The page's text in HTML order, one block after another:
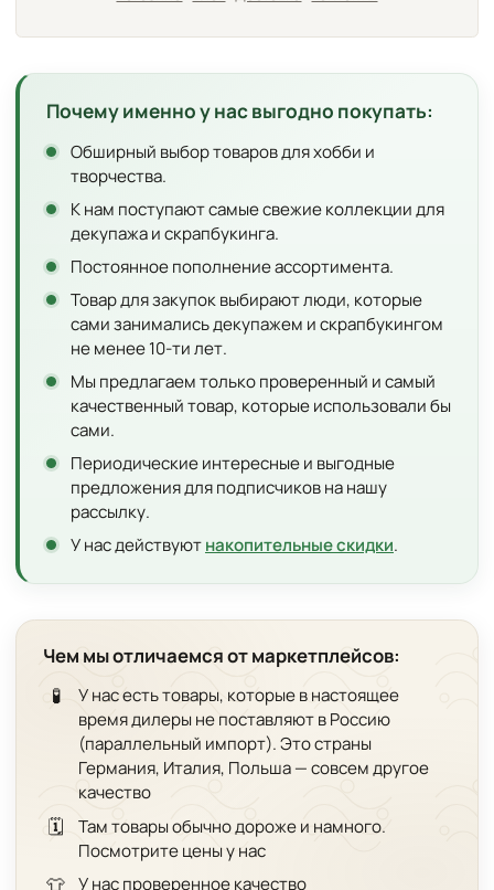
Почему именно у нас выгодно покупать:
Обширный выбор товаров для хобби и
творчества.
К нам поступают самые свежие коллекции для
декупажа и скрапбукинга.
Постоянное пополнение ассортимента.
Товар для закупок выбирают люди, которые
сами занимались декупажем и скрапбукингом
не менее 10-ти лет.
Мы предлагаем только проверенный и самый
качественный товар, которые использовали бы
сами.
Периодические интересные и выгодные
предложения для подписчиков на нашу
рассылку.
У нас действуютнакопительные скидки.
Чем мы отличаемся от маркетплейсов:
🧪
У нас есть товары, которые в настоящее
время дилеры не поставляют в Россию
(параллельный импорт). Это страны
Германия, Италия, Польша — совсем другое
качество
🗓️
Там товары обычно дороже и намного.
Посмотрите цены у нас
👕 У нас проверенное качество